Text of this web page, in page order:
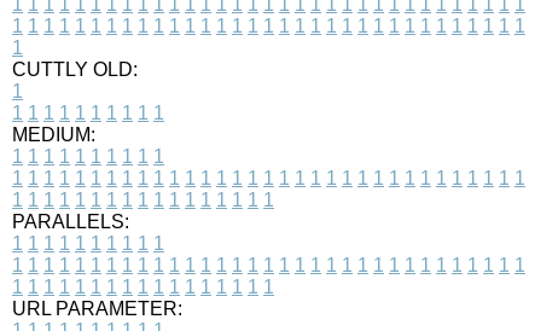
1 1 1 1 1 1 1 1 1 1 1 1 1 1 1 1 1 1 1 1 1 1 1 1 1 1 1 1 1 1 1 1 1
1
CUTTLY OLD:
1
1 1 1 1 1 1 1 1 1 1
MEDIUM:
1 1 1 1 1 1 1 1 1 1
1 1 1 1 1 1 1 1 1 1 1 1 1 1 1 1 1 1 1 1 1 1 1 1 1 1 1 1 1 1 1 1 1
1 1 1 1 1 1 1 1 1 1 1 1 1 1 1 1 1
PARALLELS:
1 1 1 1 1 1 1 1 1 1
1 1 1 1 1 1 1 1 1 1 1 1 1 1 1 1 1 1 1 1 1 1 1 1 1 1 1 1 1 1 1 1 1
1 1 1 1 1 1 1 1 1 1 1 1 1 1 1 1 1
URL PARAMETER: